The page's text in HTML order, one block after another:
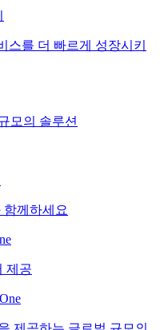
스를 더 빠르게 성장시키
모의 솔루션
함께하세요
제공